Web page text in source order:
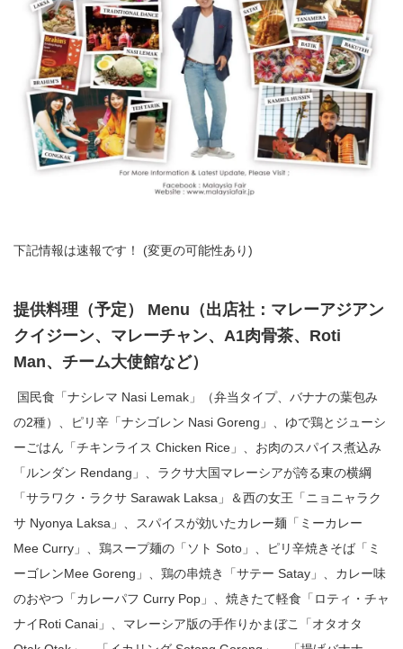
下記情報は速報です！ (変更の可能性あり)
提供料理（予定） Menu（出店社：マレーアジアン
クイジーン、マレーチャン、A1肉骨茶、Roti
Man、チーム大使館など）
国民食「ナシレマ Nasi Lemak」（弁当タイプ、バナナの葉包み
の2種）、ピリ辛「ナシゴレン Nasi Goreng」、ゆで鶏とジューシ
ーごはん「チキンライス Chicken Rice」、お肉のスパイス煮込み
「ルンダン Rendang」、ラクサ大国マレーシアが誇る東の横綱
「サラワク・ラクサ Sarawak Laksa」＆西の女王「ニョニャラク
サ Nyonya Laksa」、スパイスが効いたカレー麺「ミーカレー
Mee Curry」、鶏スープ麺の「ソト Soto」、ピリ辛焼きそば「ミ
ーゴレンMee Goreng」、鶏の串焼き「サテー Satay」、カレー味
のおやつ「カレーパフ Curry Pop」、焼きたて軽食「ロティ・チャ
ナイRoti Canai」、マレーシア版の手作りかまぼこ「オタオタ